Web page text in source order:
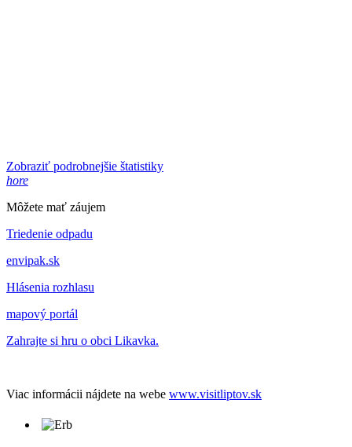
Zobraziť podrobnejšie štatistiky
hore
Môžete mať záujem
Triedenie odpadu
envipak.sk
Hlásenia rozhlasu
mapový portál
Zahrajte si hru o obci Likavka.
Viac informácii nájdete na webe www.visitliptov.sk